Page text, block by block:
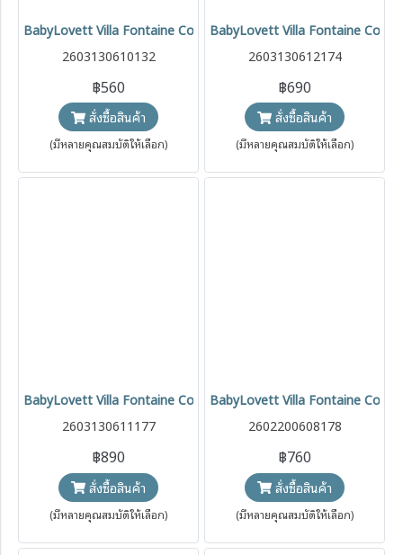
BabyLovett Villa Fontaine Collection Romper & Headband
2603130610132
฿560
สั่งซื้อสินค้า
(มีหลายคุณสมบัติให้เลือก)
BabyLovett Villa Fontaine
2603130612174
฿690
สั่งซื้อสินค้า
(มีหลายคุณสมบัติให้เลือก)
BabyLovett Villa Fontaine Collection Top & Shorts Set ชุดเซ็ตเด็
2603130611177
฿890
สั่งซื้อสินค้า
(มีหลายคุณสมบัติให้เลือก)
BabyLovett Villa Fontaine
2602200608178
฿760
สั่งซื้อสินค้า
(มีหลายคุณสมบัติให้เลือก)